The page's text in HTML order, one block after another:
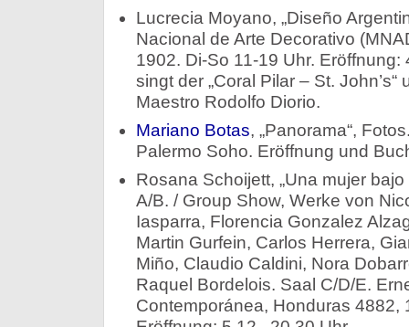
Lucrecia Moyano, „Diseño
Nacional de Arte Decorativo
1902. Di-So 11-19 Uhr. Eröffnung:
singt der „Coral Pilar – St.
Maestro Rodolfo Diorio.
Mariano Botas, „Panorama“,
Palermo Soho. Eröffnung und
Rosana Schoijett, „Una mujer
A/B. / Group Show, Werke von
Iasparra, Florencia Gonzalez
Martin Gurfein, Carlos Herrera,
Miño, Claudio Caldini, Nora
Raquel Bordelois. Saal C/D/E.
Contemporánea, Honduras 4882,